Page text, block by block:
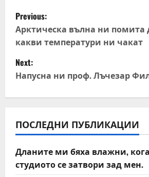
P
o
s
t
n
a
v
i
Previous:
Арктическа вълна ни помита
какви температури ни чакат
Next:
Напусна ни проф. Лъчезар
ПОСЛЕДНИ ПУБЛИКАЦИИ
Дланите ми бяха влажни,
студиото се затвори зад мен.